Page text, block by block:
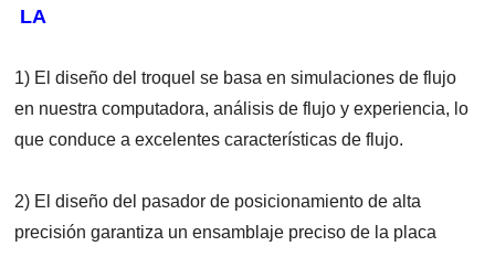
LA
1) El diseño del troquel se basa en simulaciones de flujo
en nuestra computadora, análisis de flujo y experiencia, lo
que conduce a excelentes características de flujo.
2) El diseño del pasador de posicionamiento de alta
precisión garantiza un ensamblaje preciso de la placa